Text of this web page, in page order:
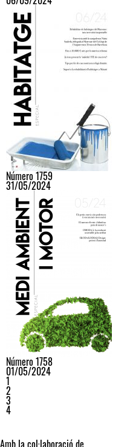
Número 1759
31/05/2024
Número 1758
01/05/2024
1
2
3
4
Amb la col·laboració de